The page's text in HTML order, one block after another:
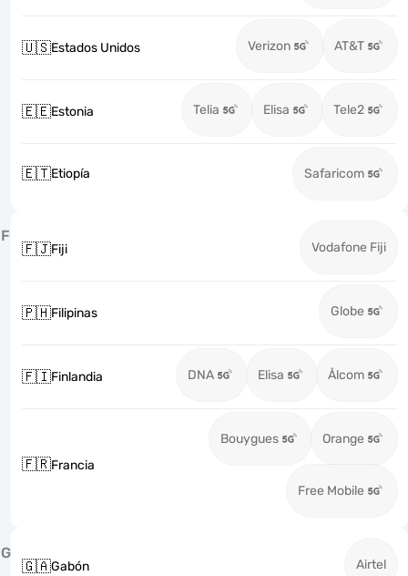
🇺🇸Estados Unidos Verizon AT&T
🇪🇪Estonia Telia Elisa Tele2
🇪🇹Etiopía Safaricom
F
🇫🇯Fiji Vodafone Fiji
🇵🇭Filipinas Globe
🇫🇮Finlandia DNA Elisa Ålcom
🇫🇷Francia
Bouygues Orange
Free Mobile
G
🇬🇦Gabón Airtel